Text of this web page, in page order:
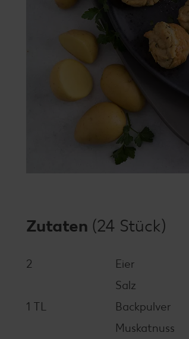
Zutaten (24 Stück)
2
Eier
Salz
1 TL
Backpulver
Muskatnuss